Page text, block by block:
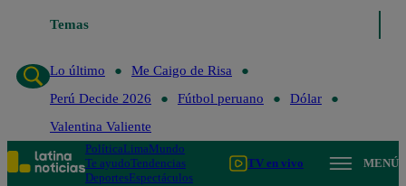
Temas
Lo último
Me Caigo de Risa
Perú Decide 2026
Fútbol peruano
Dólar
Valentina Valiente
PolíticaLimaMundo
Te ayudoTendencias
DeportesEspectáculos
TV en vivo MENÚ